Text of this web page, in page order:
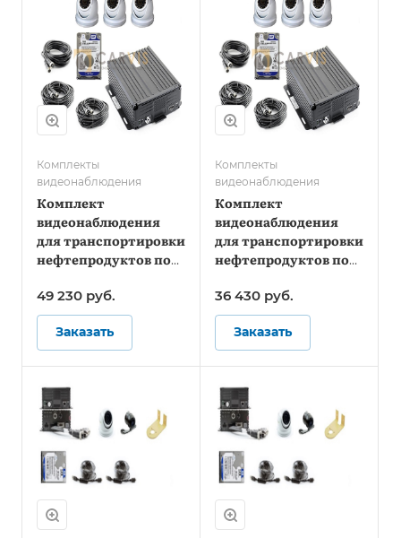
Комплекты
видеонаблюдения
Комплект
видеонаблюдения
для транспортировки
нефтепродуктов под
49 230 руб.
Заказать
Комплекты
видеонаблюдения
Комплект
видеонаблюдения
для транспортировки
нефтепродуктов под
36 430 руб.
Заказать